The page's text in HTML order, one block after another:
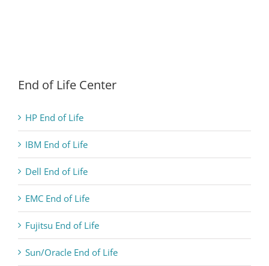
End of Life Center
HP End of Life
IBM End of Life
Dell End of Life
EMC End of Life
Fujitsu End of Life
Sun/Oracle End of Life